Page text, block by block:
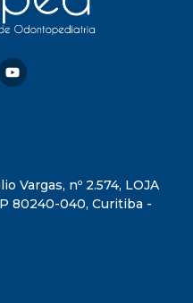
Vargas, nº 2.574, LOJA
80240-040, Curitiba -